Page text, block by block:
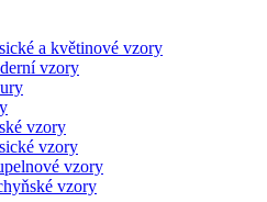
a květinové vzory
vzory
vzory
vzory
vzory
vzory